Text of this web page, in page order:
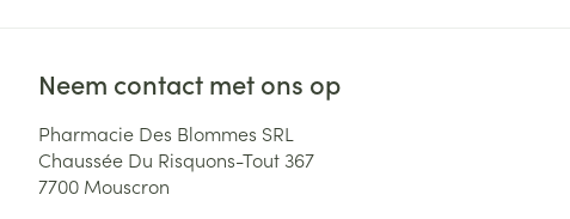
Neem contact met ons op
Pharmacie Des Blommes SRL
Chaussée Du Risquons-Tout 367
7700 Mouscron